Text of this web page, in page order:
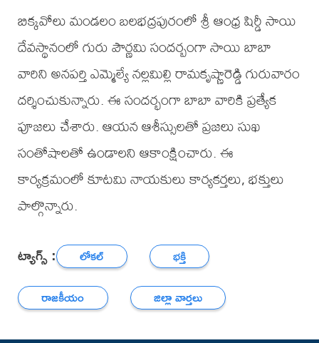
బిక్కవోలు మండలం బలభద్రపురంలో శ్రీ ఆంధ్ర షిర్డీ సాయి
దేవస్థానంలో గురు పౌర్ణమి సందర్బంగా సాయి బాబా
వారిని అనపర్తి ఎమ్మెల్యే నల్లమిల్లి రామకృష్ణారెడ్డి గురువారం
దర్శించుకున్నారు. ఈ సందర్భంగా బాబా వారికి ప్రత్యేక
పూజలు చేశారు. ఆయన ఆశీస్సులతో ప్రజలు సుఖ
సంతోషాలతో ఉండాలని ఆకాంక్షించారు. ఈ
కార్యక్రమంలో కూటమి నాయకులు కార్యకర్తలు, భక్తులు
పాల్గొన్నారు.
ట్యాగ్స్ : లోకల్
భక్తి
రాజకీయం
జిల్లా వార్తలు